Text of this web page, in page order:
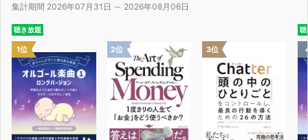
集計期間 2026年07月31日 ～ 2026年08月06日
聴き放題
1位 2位 3位
聴